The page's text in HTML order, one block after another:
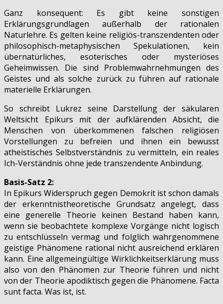
Ganz konsequent: Es gibt keine sonstigen
Erklärungsgrundlagen außerhalb der rationalen
Naturlehre. Es gelten keine religiös-transzendenten oder
philosophisch-metaphysischen Spekulationen, kein
übernatürliches, esoterisches oder mysteriöses
Geheimwissen. Die sind Problemwahrnehmungen des
Geistes und als solche zurück zu führen auf rationale
materielle Erklärungen.
So schreibt Lukrez seine Darstellung der säkularen
Weltsicht Epikurs mit der aufklärenden Absicht, die
Menschen von überkommenen falschen religiösen
Vorstellungen zu befreien und ihnen ein bewusst
atheistisches Selbstverständnis zu vermitteln, ein reales
Ich-Verständnis ohne jede transzendente Anbindung.
Basis-Satz 2:
In Epikurs Widerspruch gegen Demokrit ist schon damals
der erkenntnistheoretische Grundsatz angelegt, dass
eine generelle Theorie keinen Bestand haben kann,
wenn sie beobachtete komplexe Vorgänge nicht logisch
zu entschlüsseln vermag und folglich wahrgenommene
geistige Phänomene rational nicht ausreichend erklären
kann. Eine allgemeingültige Wirklichkeitserklärung muss
also von den Phänomen zur Theorie führen und nicht
von der Theorie apodiktisch gegen die Phänomene. Facta
sunt facta. Was ist, ist.